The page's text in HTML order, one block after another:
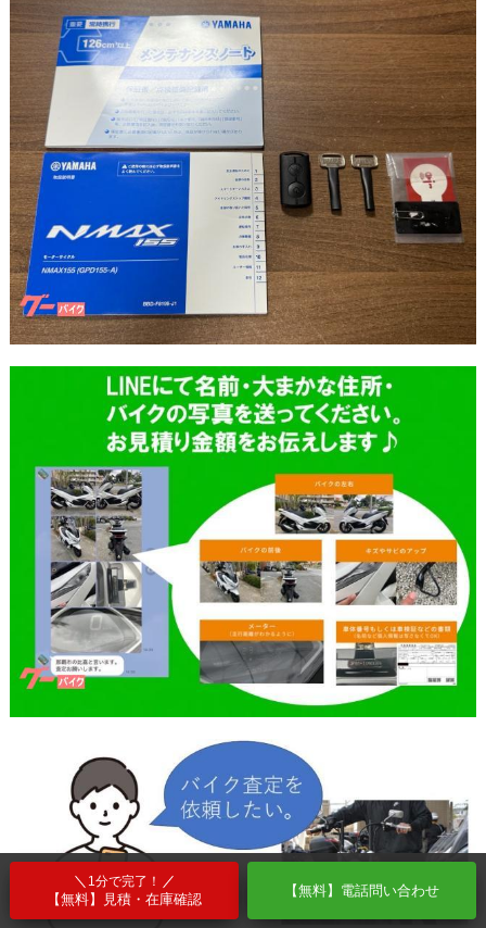
1分で完了！
【無料】見積・在庫確認
【無料】電話問い合わせ